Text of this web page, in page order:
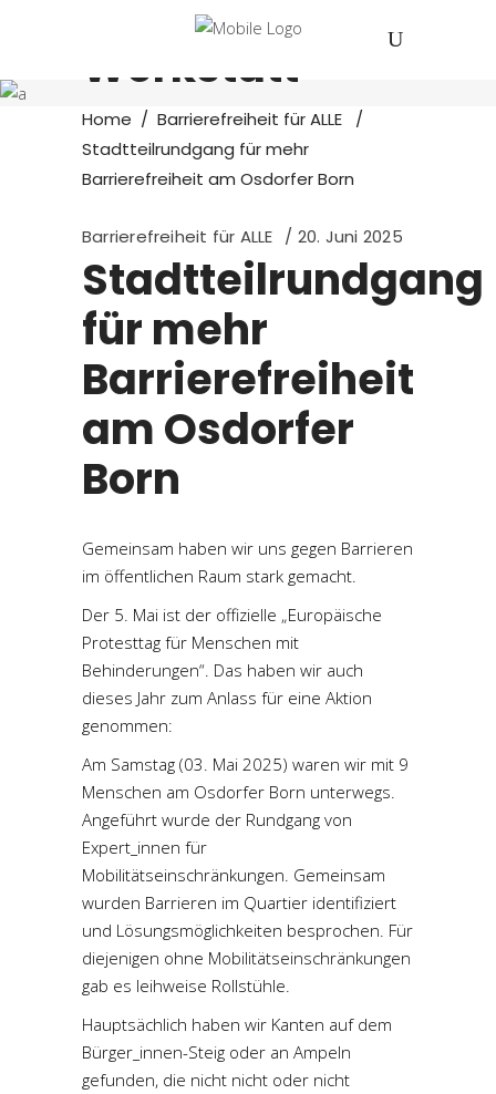
Offene
Werkstatt
Home / Barrierefreiheit für ALLE
/
Stadtteilrundgang für mehr
Barrierefreiheit am Osdorfer Born
Barrierefreiheit für ALLE 20. Juni 2025
Stadtteilrundgang
für mehr
Barrierefreiheit
am Osdorfer
Born
Gemeinsam haben wir uns gegen Barrieren
im öffentlichen Raum stark gemacht.
Der 5. Mai ist der offizielle „Europäische
Protesttag für Menschen mit
Behinderungen“. Das haben wir auch
dieses Jahr zum Anlass für eine Aktion
genommen:
Am Samstag (03. Mai 2025) waren wir mit 9
Menschen am Osdorfer Born unterwegs.
Angeführt wurde der Rundgang von
Expert_innen für
Mobilitätseinschränkungen. Gemeinsam
wurden Barrieren im Quartier identifiziert
und Lösungsmöglichkeiten besprochen. Für
diejenigen ohne Mobilitätseinschränkungen
gab es leihweise Rollstühle.
Hauptsächlich haben wir Kanten auf dem
Bürger_innen-Steig oder an Ampeln
gefunden, die nicht nicht oder nicht